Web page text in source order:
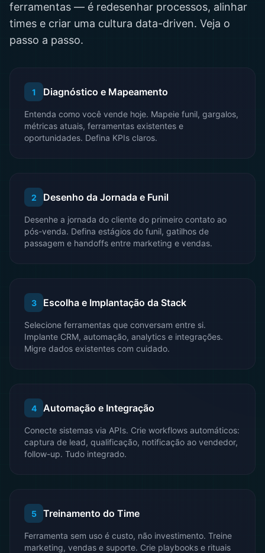
ferramentas — é redesenhar processos, alinhar
times e criar uma cultura data-driven. Veja o
passo a passo.
1 Diagnóstico e Mapeamento
Entenda como você vende hoje. Mapeie funil, gargalos,
métricas atuais, ferramentas existentes e
oportunidades. Defina KPIs claros.
2 Desenho da Jornada e Funil
Desenhe a jornada do cliente do primeiro contato ao
pós-venda. Defina estágios do funil, gatilhos de
passagem e handoffs entre marketing e vendas.
3 Escolha e Implantação da Stack
Selecione ferramentas que conversam entre si.
Implante CRM, automação, analytics e integrações.
Migre dados existentes com cuidado.
4 Automação e Integração
Conecte sistemas via APIs. Crie workflows automáticos:
captura de lead, qualificação, notificação ao vendedor,
follow-up. Tudo integrado.
5 Treinamento do Time
Ferramenta sem uso é custo, não investimento. Treine
marketing, vendas e suporte. Crie playbooks e rituais